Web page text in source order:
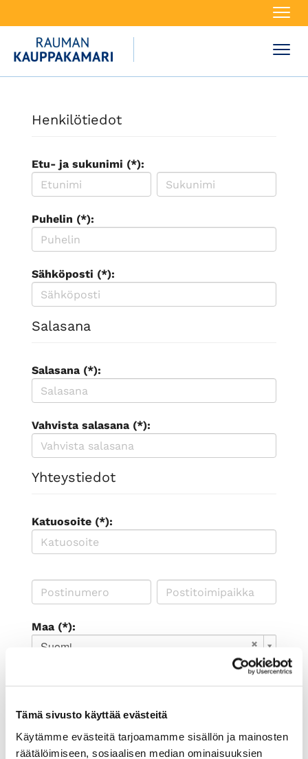
Tämä sivusto käyttää evästeitä
Käytämme evästeitä tarjoamamme sisällön ja mainosten
räätälöimiseen, sosiaalisen median ominaisuuksien
Henkilötiedot
Etu- ja sukunimi (*):
Puhelin (*):
Sähköposti (*):
Salasana
Salasana (*):
Vahvista salasana (*):
Yhteystiedot
Katuosoite (*):
Maa (*):
Suomi
Rekisteröidy
uutiskirjeen
Olen lukenut tietosuojaselosteen ja
hyväksyn henkilötietojeni käsittelyn (*)